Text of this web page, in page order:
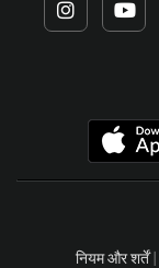
नियम और शर्तें|